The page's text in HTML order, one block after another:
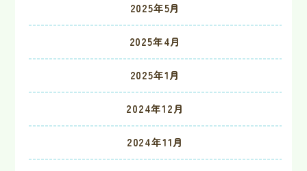
2025年5月
2025年4月
2025年1月
2024年12月
2024年11月